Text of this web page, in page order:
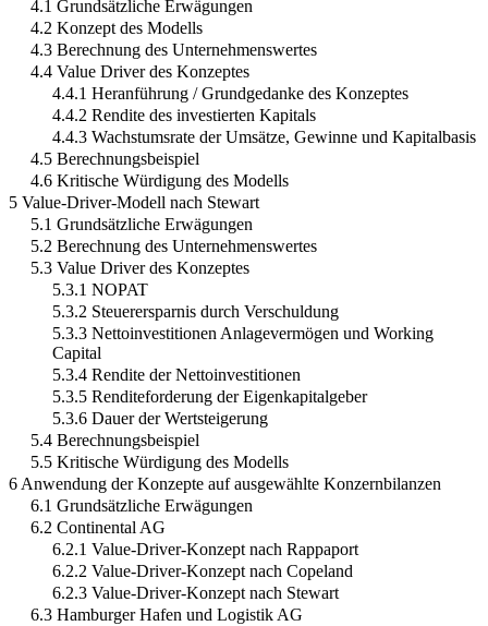
4.1 Grundsätzliche Erwägungen
4.2 Konzept des Modells
4.3 Berechnung des Unternehmenswertes
4.4 Value Driver des Konzeptes
4.4.1 Heranführung / Grundgedanke des Konzeptes
4.4.2 Rendite des investierten Kapitals
4.4.3 Wachstumsrate der Umsätze, Gewinne und Kapitalbasis
4.5 Berechnungsbeispiel
4.6 Kritische Würdigung des Modells
5 Value-Driver-Modell nach Stewart
5.1 Grundsätzliche Erwägungen
5.2 Berechnung des Unternehmenswertes
5.3 Value Driver des Konzeptes
5.3.1 NOPAT
5.3.2 Steuerersparnis durch Verschuldung
5.3.3 Nettoinvestitionen Anlagevermögen und Working
Capital
5.3.4 Rendite der Nettoinvestitionen
5.3.5 Renditeforderung der Eigenkapitalgeber
5.3.6 Dauer der Wertsteigerung
5.4 Berechnungsbeispiel
5.5 Kritische Würdigung des Modells
6 Anwendung der Konzepte auf ausgewählte Konzernbilanzen
6.1 Grundsätzliche Erwägungen
6.2 Continental AG
6.2.1 Value-Driver-Konzept nach Rappaport
6.2.2 Value-Driver-Konzept nach Copeland
6.2.3 Value-Driver-Konzept nach Stewart
6.3 Hamburger Hafen und Logistik AG